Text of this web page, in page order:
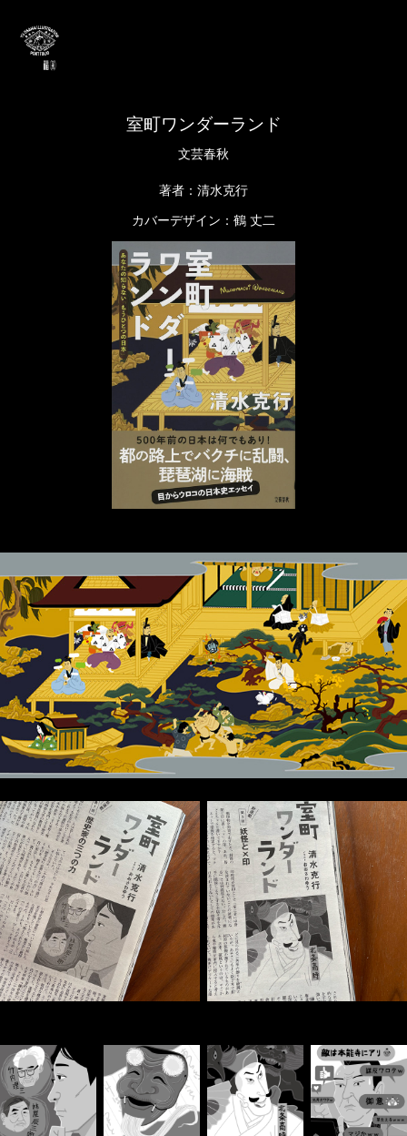
室町ワンダーランド
文芸春秋
著者：清水克行
カバーデザイン：鶴 丈二